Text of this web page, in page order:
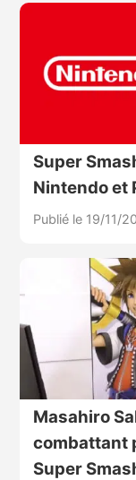
Super
Nintendo et
Publié le 19/11/
Masahiro
combattant
Super